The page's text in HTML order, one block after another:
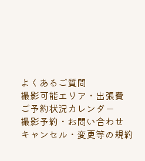
よくあるご質問
撮影可能エリア・出張費
ご予約状況カレンダー
撮影予約・お問い合わせ
キャンセル・変更等の規約